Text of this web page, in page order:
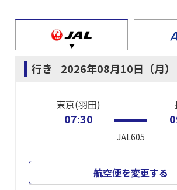
行き 2026年08月10日（月）
東京(羽田)
07:30
JAL605
航空便を変更する